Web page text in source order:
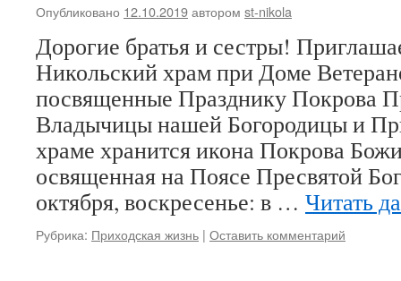
Опубликовано 12.10.2019автором st-nikola
Дорогие братья и сестры!
Никольский храм при Доме
посвященные Празднику Покрова
Владычицы нашей Богородицы и
храме хранится икона Покрова
освященная на Поясе Пресвятой
октября, воскресенье: в … Читать
Рубрика: Приходская жизнь | Оставить комментарий